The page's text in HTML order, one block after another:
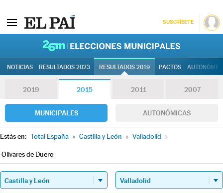
SUSCRÍBETE
NOTICIAS RESULTADOS 2023 RESULTADOS 2019 PACTOS
2019 2015 2011 2007
MUNICIPALES AUTONÓMICAS
Estás en: Total España » Castilla y León » Valladolid »
Olivares de Duero